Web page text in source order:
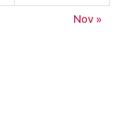
Nov »